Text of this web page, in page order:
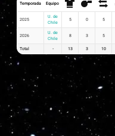
Temporada Equipo
2025
U. de
Chile
5 0 5
2026
U. de
Chile
8 3 5
Total - 13 3 10